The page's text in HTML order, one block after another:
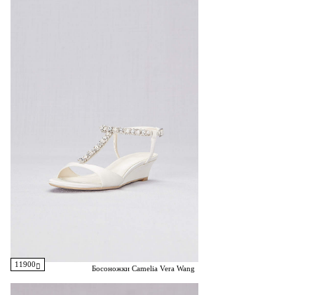
11900 Босоножки Camelia Vera Wang